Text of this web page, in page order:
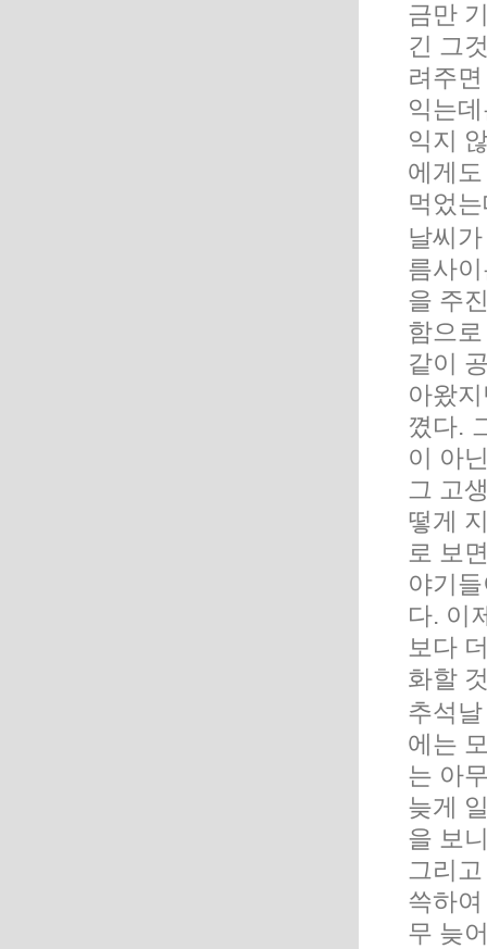
금만
긴 그
려주
익는
익지
에게
먹었
날씨
름사
을 주
함으
같이
아왔
꼈다.
이 아
그 고
떻게
로 보
야기
다. 이
보다
화할
추석
에는
는 아
늦게
을 보
그리
쓱하
무 늦